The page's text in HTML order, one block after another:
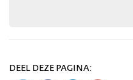
DEEL DEZE PAGINA: